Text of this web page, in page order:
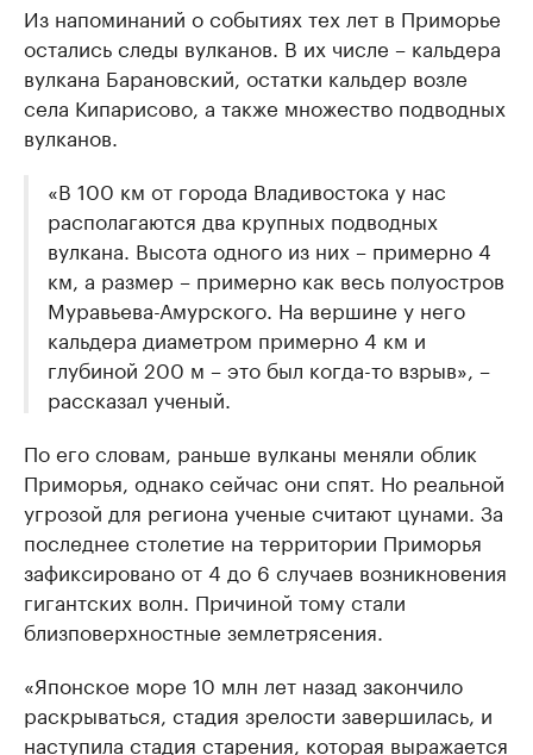
Из напоминаний о событиях тех лет в Приморье
остались следы вулканов. В их числе – кальдера
вулкана Барановский, остатки кальдер возле
села Кипарисово, а также множество подводных
вулканов.
«В 100 км от города Владивостока у нас
располагаются два крупных подводных
вулкана. Высота одного из них – примерно 4
км, а размер – примерно как весь полуостров
Муравьева-Амурского. На вершине у него
кальдера диаметром примерно 4 км и
глубиной 200 м – это был когда-то взрыв», –
рассказал ученый.
По его словам, раньше вулканы меняли облик
Приморья, однако сейчас они спят. Но реальной
угрозой для региона ученые считают цунами. За
последнее столетие на территории Приморья
зафиксировано от 4 до 6 случаев возникновения
гигантских волн. Причиной тому стали
близповерхностные землетрясения.
«Японское море 10 млн лет назад закончило
раскрываться, стадия зрелости завершилась, и
наступила стадия старения, которая выражается